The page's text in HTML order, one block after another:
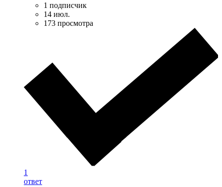
1 подписчик
14 июл.
173 просмотра
1
ответ